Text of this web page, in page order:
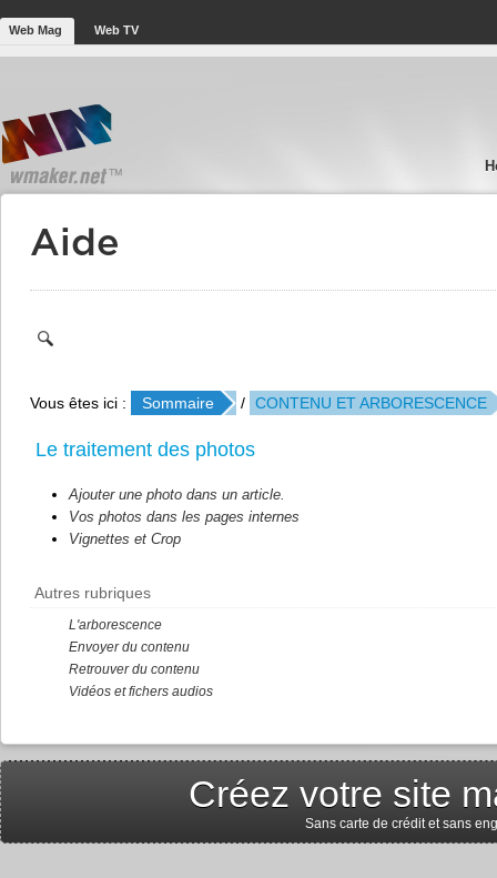
Web Mag Web TV
Aide
Vous êtes ici : Sommaire / CONTENU ET ARBORESCENCE
Le traitement des photos
Ajouter une photo dans un article.
Vos photos dans les pages internes
Vignettes et Crop
Autres rubriques
L'arborescence
Envoyer du contenu
Retrouver du contenu
Vidéos et fichers audios
Créez votre site
Sans carte de crédit et sans